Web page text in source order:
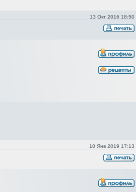
13 Окт 2016 18:50
10 Янв 2019 17:13